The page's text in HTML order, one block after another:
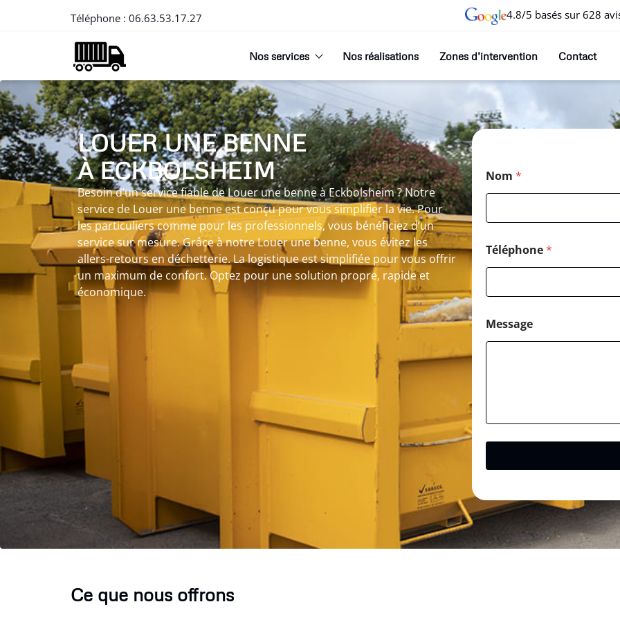
Téléphone : 06.63.53.17.27 4.8/5 basés sur 628
Nos services Nos réalisations Zones d’intervention Contact
LOUER UNE BENNE
À ECKBOLSHEIM
Besoin d’un service fiable de Louer une benne à Eckbolsheim ? Notre
service de Louer une benne est conçu pour vous simplifier la vie. Pour
les particuliers comme pour les professionnels, vous bénéficiez d’un
service sur mesure. Grâce à notre Louer une benne, vous évitez les
allers-retours en déchetterie. La logistique est simplifiée pour vous offrir
un maximum de confort. Optez pour une solution propre, rapide et
économique.
Nom *
Téléphone*
Message
Ce que nous offrons